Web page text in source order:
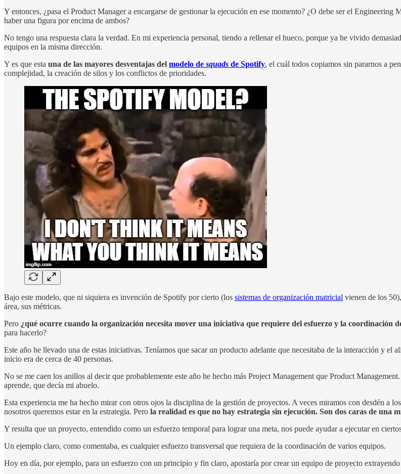
Y entonces, ¿pasa el Product Manager a encargarse de gestionar la ejecución en ese momento? ¿O debe ser el
haber una figura por encima de ambos?
No tengo una respuesta clara la verdad. En mi experiencia personal, tiendo a rellenar el hueco, porque ya he vivido
equipos en la misma dirección.
Y es que esta una de las mayores desventajas del modelo de squads de Spotify, el cuál todos copiamos sin pararnos a
complejidad, la creación de silos y los conflictos de prioridades.
Bajo este modelo, que ni siquiera es invención de Spotify por cierto (los sistemas de organización matricial vienen de los
área, sus métricas.
Pero ¿qué ocurre cuando la organización necesita mover una iniciativa que requiere del esfuerzo y la coordinación
para hacerlo?
Este año he llevado una de estas iniciativas. Teníamos que sacar un producto adelante que necesitaba de la interacción y el
inicio era de cerca de 40 personas.
No se me caen los anillos al decir que probablemente este año he hecho más Project Management que Product
aprende, que decía mi abuelo.
Esta experiencia me ha hecho mirar con otros ojos la disciplina de la gestión de proyectos. A veces miramos con desdén a
nosotros queremos estar en la estrategia. Pero la realidad es que no hay estrategia sin ejecución. Son dos caras de una
Y resulta que un proyecto, entendido como un esfuerzo temporal para lograr una meta, nos puede ayudar a ejecutar en
Un ejemplo claro, como comentaba, es cualquier esfuerzo transversal que requiera de la coordinación de varios equipos.
Hoy en día, por ejemplo, para un esfuerzo con un principio y fin claro, apostaría por crear un equipo de proyecto